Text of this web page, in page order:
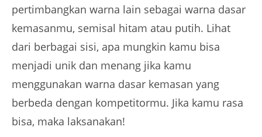
pertimbangkan warna lain sebagai warna dasar
kemasanmu, semisal hitam atau putih. Lihat
dari berbagai sisi, apa mungkin kamu bisa
menjadi unik dan menang jika kamu
menggunakan warna dasar kemasan yang
berbeda dengan kompetitormu. Jika kamu rasa
bisa, maka laksanakan!